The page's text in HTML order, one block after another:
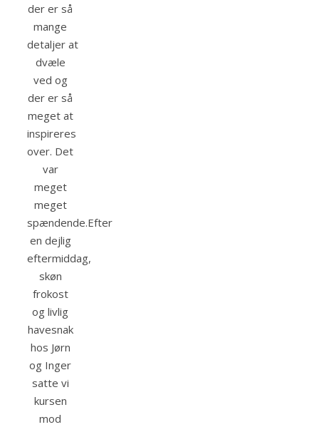
der er så
mange
detaljer at
dvæle
ved og
der er så
meget at
inspireres
over. Det
var
meget
meget
spændende.Efter
en dejlig
eftermiddag,
skøn
frokost
og livlig
havesnak
hos Jørn
og Inger
satte vi
kursen
mod